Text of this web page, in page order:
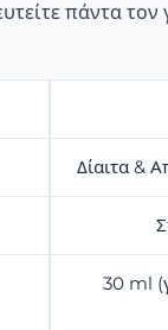
πάντα τον
Δίαιτα &
30 ml